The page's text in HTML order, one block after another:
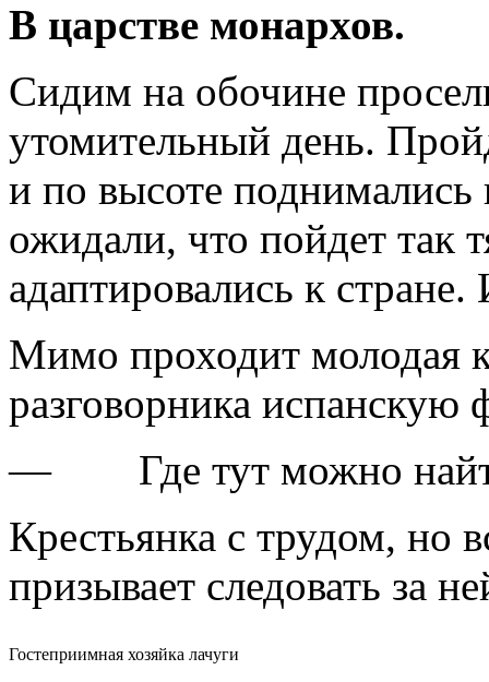
В царстве монархов.
Сидим на обочине
утомительный день.
и по высоте
ожидали, что пойдет так
адаптировались к стране.
Мимо проходит молодая
разговорника испанскую
— Где тут можно
Крестьянка с трудом, но
призывает следовать за
Гостеприимная хозяйка лачуги